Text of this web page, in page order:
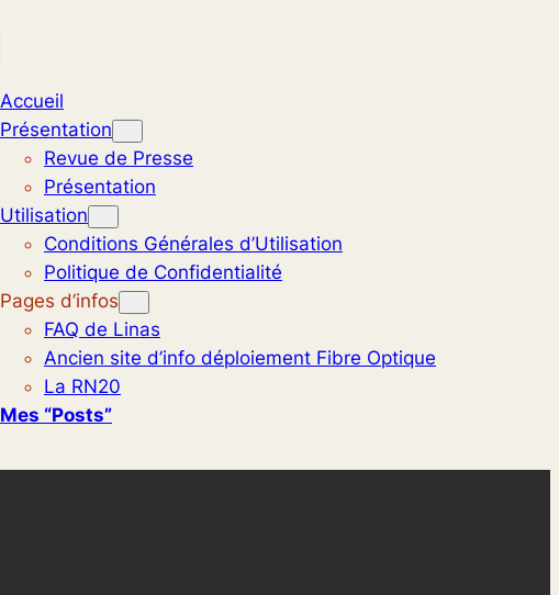
Accueil
Présentation
Revue de Presse
Présentation
Utilisation
Conditions Générales d’Utilisation
Politique de Confidentialité
Pages d’infos
FAQ de Linas
Ancien site d’info déploiement Fibre Optique
La RN20
Mes “posts”